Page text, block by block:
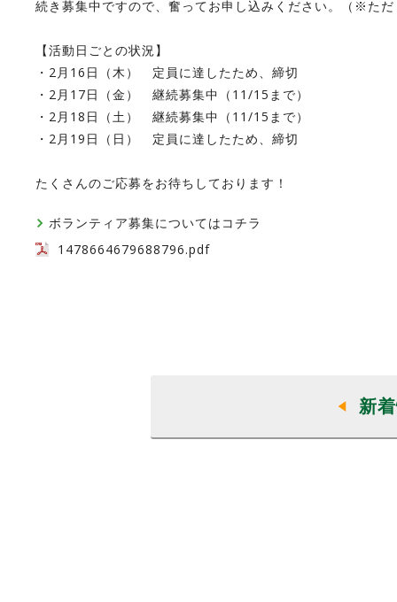
続き募集中ですので、奮ってお申し込みください。（※た
【活動日ごとの状況】
・2月16日（木） 定員に達したため、締切
・2月17日（金） 継続募集中（11/15まで）
・2月18日（土） 継続募集中（11/15まで）
・2月19日（日） 定員に達したため、締切
たくさんのご応募をお待ちしております！
ボランティア募集についてはコチラ
1478664679688796.pdf
新